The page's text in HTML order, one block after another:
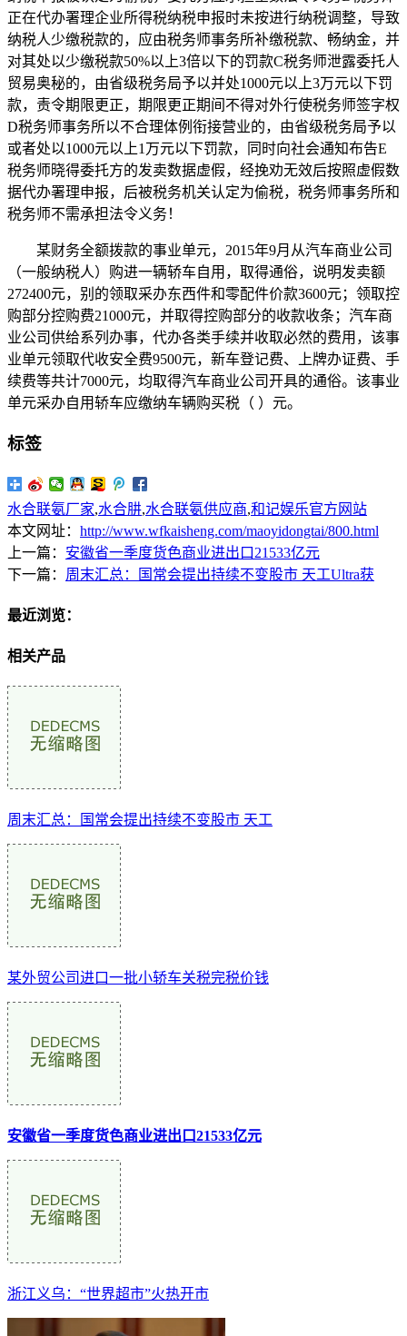
正在代办署理企业所得税纳税申报时未按进行纳税调整，导致
纳税人少缴税款的，应由税务师事务所补缴税款、畅纳金，并
对其处以少缴税款50%以上3倍以下的罚款C税务师泄露委托人
贸易奥秘的，由省级税务局予以并处1000元以上3万元以下罚
款，责令期限更正，期限更正期间不得对外行使税务师签字权
D税务师事务所以不合理体例衔接营业的，由省级税务局予以
或者处以1000元以上1万元以下罚款，同时向社会通知布告E
税务师晓得委托方的发卖数据虚假，经挽劝无效后按照虚假数
据代办署理申报，后被税务机关认定为偷税，税务师事务所和
税务师不需承担法令义务！
某财务全额拨款的事业单元，2015年9月从汽车商业公司
（一般纳税人）购进一辆轿车自用，取得通俗，说明发卖额
272400元，别的领取采办东西件和零配件价款3600元；领取控
购部分控购费21000元，并取得控购部分的收款收条；汽车商
业公司供给系列办事，代办各类手续并收取必然的费用，该事
业单元领取代收安全费9500元，新车登记费、上牌办证费、手
续费等共计7000元，均取得汽车商业公司开具的通俗。该事业
单元采办自用轿车应缴纳车辆购买税（ ）元。
标签
水合联氨厂家,水合肼,水合联氨供应商,和记娱乐官方网站
本文网址： http://www.wfkaisheng.com/maoyidongtai/800.html
上一篇： 安徽省一季度货色商业进出口21533亿元
下一篇： 周末汇总：国常会提出持续不变股市 天工Ultra获
最近浏览：
相关产品
周末汇总：国常会提出持续不变股市 天工
某外贸公司进口一批小轿车关税完税价钱
安徽省一季度货色商业进出口21533亿元
浙江义乌：“世界超市”火热开市